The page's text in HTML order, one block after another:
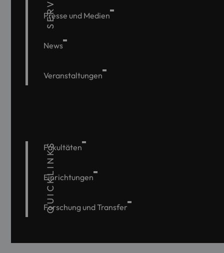
Presse und Medien
News
Veranstaltungen
QUICKLINKS
Fakultäten
Einrichtungen
Forschung und Transfer